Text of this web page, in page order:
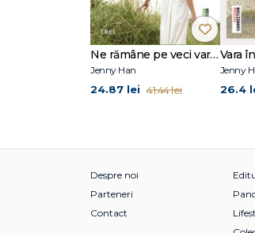
„O carte curajoasă." – TIME
Alissa Nutting este asistent
Women and Girls și romanul
altele.
Ne rămâne pe veci vara (seria Vara, vol. 3)
Jenny Han
24.87 lei 41.44 lei
Jenny
26.4
Despre noi
Parteneri
Contact